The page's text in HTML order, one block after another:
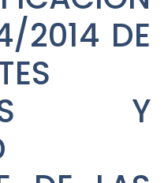
2014 DE
Y